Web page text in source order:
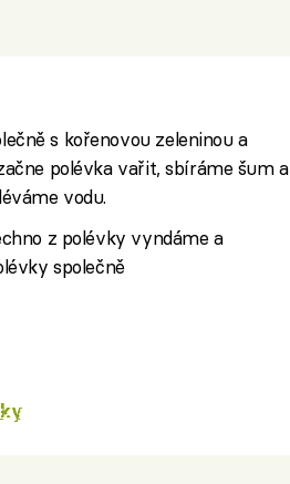
s kořenovou zeleninou a
polévka vařit, sbíráme šum a
vodu.
z polévky vyndáme a
společně